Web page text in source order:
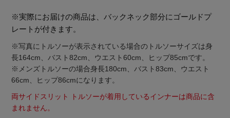
Stay inthe Loop
※実際にお届けの商品は、バックネック部分にゴールドプ
レートが付きます。
※写真にトルソーが表示されている場合のトルソーサイズは身
長164cm、バスト82cm、ウエスト60cm、ヒップ85cmです。
※メンズトルソーの場合身長180cm、バスト83cm、ウエスト
66cm、ヒップ86cmになります。
両サイドスリット トルソーが着用しているインナーは商品に含
まれません。